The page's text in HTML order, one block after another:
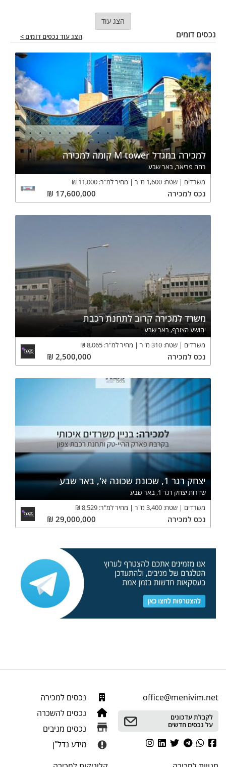
הצג עוד
נכסים דומים הצג עוד נכסים דומים >
למכירה במגדל M tower קומה למכירה
רחה פריאר, באר שבע
משרדים
שטח: 1,600 מ"ר מחיר למ"ר: 11,000
₪
נכס למכירה 17,600,000
₪
משרד למכירה קרוב לתחנת רכבת
יהושע הצורף, באר שבע
משרדים
שטח: 310 מ"ר מחיר למ"ר: 8,065
₪
נכס למכירה 2,500,000
₪
יצחק רגר 1, שכונת שכונה א', באר שבע
שדרות יצחק רגר 1, באר שבע
משרדים
שטח: 3,400 מ"ר מחיר למ"ר: 8,529
₪
נכס למכירה 29,000,000
₪
office@menivim.net
לקבלת עדכונים
על נכסים חדשים
נכסים למכירה
נכסים להשכרה
נכסים מניבים
מידע נדל"ן